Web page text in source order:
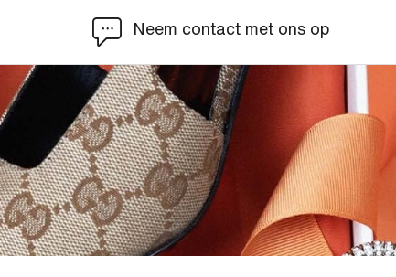
Neem contact met ons op